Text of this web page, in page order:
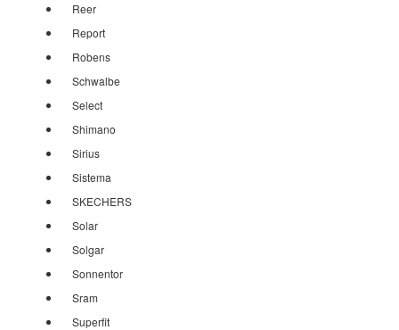
Reer
Report
Robens
Schwalbe
Select
Shimano
Sirius
Sistema
SKECHERS
Solar
Solgar
Sonnentor
Sram
Superfit